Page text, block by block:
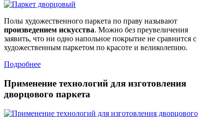
Полы художественного паркета по праву называют
произведением искусства. Можно без преувеличения
заявить, что ни одно напольное покрытие не сравнится с
художественным паркетом по красоте и великолепию.
Подробнее
Применение технологий для изготовления
дворцового паркета